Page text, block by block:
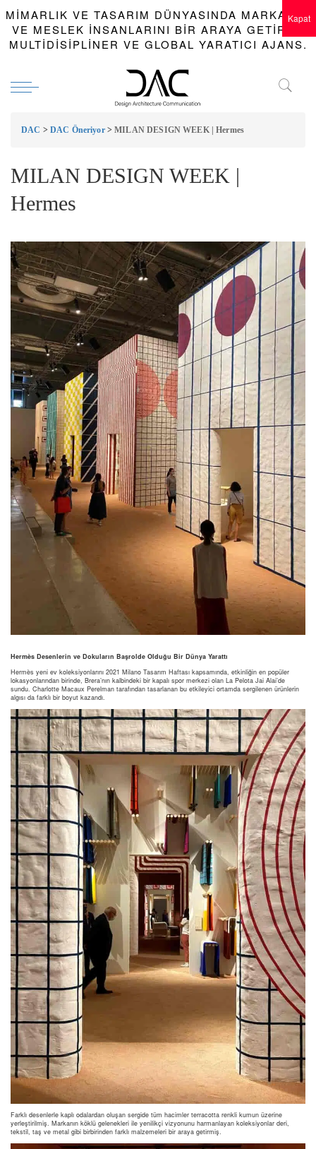
MIMARLIK VE TASARIM DÜNYASINDA MARKALAR
VE MESLEK INSANLARINI BIR ARAYA GETIREN
MULTIDISIPLINER VE GLOBAL YARATICI AJANS.
DAC > DAC Öneriyor>MILAN DESIGN WEEK | Hermes
MILAN DESIGN WEEK |
Hermes
Hermès Desenlerin ve Dokuların Başrolde Olduğu Bir Dünya Yarattı
Hermès yeni ev koleksiyonlarını 2021 Milano Tasarım Haftası kapsamında, etkinliğin en popüler
lokasyonlarından birinde, Brera’nın kalbindeki bir kapalı spor merkezi olan La Pelota Jai Alai’de
sundu. Charlotte Macaux Perelman tarafından tasarlanan bu etkileyici ortamda sergilenen ürünlerin
algısı da farklı bir boyut kazandı.
Farklı desenlerle kaplı odalardan oluşan sergide tüm hacimler terracotta renkli kumun üzerine
yerleştirilmiş. Markanın köklü gelenekleri ile yenilikçi vizyonunu harmanlayan koleksiyonlar deri,
tekstil, taş ve metal gibi birbirinden farklı malzemeleri bir araya getirmiş.
Kapat